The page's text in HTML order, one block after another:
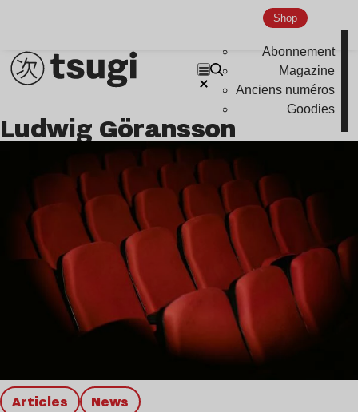
Shop
Abonnement
Magazine
Anciens numéros
Goodies
Ludwig Göransson
Articles news